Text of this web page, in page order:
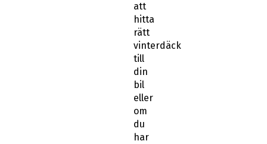
rätt
vinterdäck
till
din
bil
eller
om
du
har
några
frågor